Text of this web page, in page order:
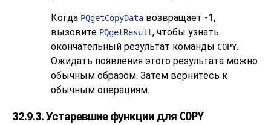
Когда PQgetCopyData возвращает -1,
вызовите PQgetResult, чтобы узнать
окончательный результат команды COPY.
Ожидать появления этого результата можно
обычным образом. Затем вернитесь к
обычным операциям.
32.9.3. Устаревшие функции для COPY